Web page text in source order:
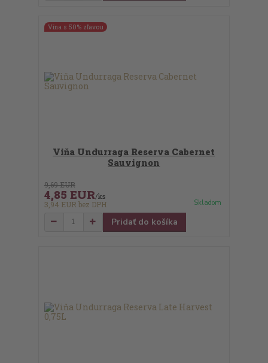
Vína s 50% zľavou
Viňa Undurraga Reserva Cabernet
Sauvignon
9,69 EUR
4,85 EUR/ks
3,94 EUR bez DPH Skladom
Pridať do košíka